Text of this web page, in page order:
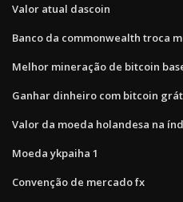
Valor atual dascoin
Banco da commonwealth troca
Melhor mineração de bitcoin
Ganhar dinheiro com bitcoin
Valor da moeda holandesa na
Moeda ykpaiha 1
Convenção de mercado fx